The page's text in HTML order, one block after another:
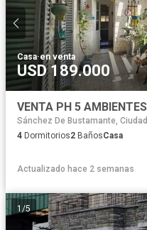
Casa·en venta
USD 189.000
Sánchez De Bustamante,
4 Dormitorios2 BañosCasa
Actualizado hace 2 semanas
1 /5